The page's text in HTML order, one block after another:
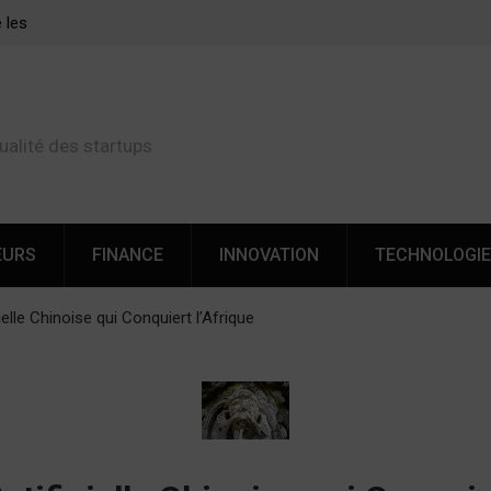
des startups
FINANCE INNOVATION
Chinoise qui Conquiert l’Afrique